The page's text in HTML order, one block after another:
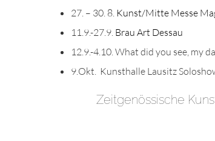
27. – 30. 8. Kunst/Mitte Messe
11.9.-27.9. Brau Art Dessau
12.9.-4.10. What did you see, my
9.Okt. Kunsthalle Lausitz
Zeitgenössische